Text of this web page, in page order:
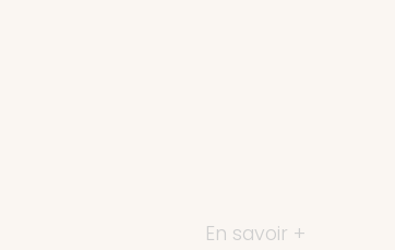
En savoir +